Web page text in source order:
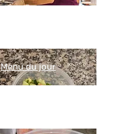
Menu du jour